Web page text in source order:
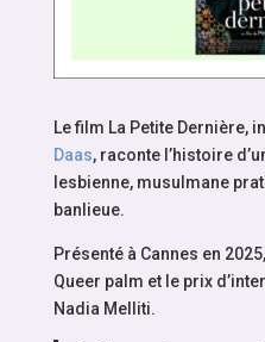
Le film La Petite Dernière,
Daas, raconte l’histoire
lesbienne, musulmane
banlieue.
Présenté à Cannes en
Queer palm et le prix
Nadia Melliti.